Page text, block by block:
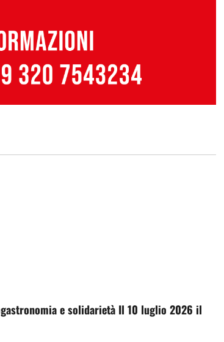
e solidarietà Il 10 luglio 2026 il